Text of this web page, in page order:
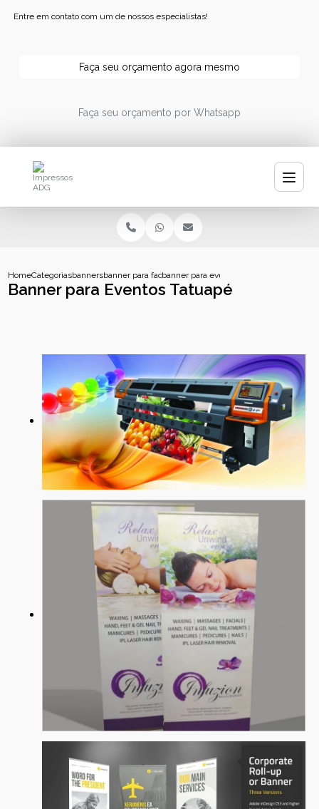
Entre em contato com um de nossos especialistas!
Faça seu orçamento agora mesmo
Faça seu orçamento por Whatsapp
HomeCategoriasbannersbanner para fachadabanner para eventos tatuape
Banner para Eventos Tatuapé